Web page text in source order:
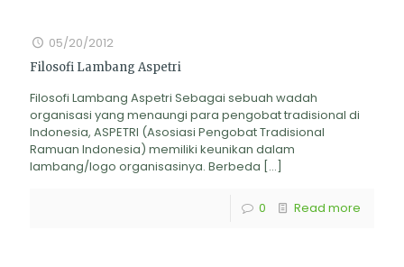
05/20/2012
Filosofi Lambang Aspetri
Filosofi Lambang Aspetri Sebagai sebuah wadah
organisasi yang menaungi para pengobat tradisional di
Indonesia, ASPETRI (Asosiasi Pengobat Tradisional
Ramuan Indonesia) memiliki keunikan dalam
lambang/logo organisasinya. Berbeda […]
0 Read more